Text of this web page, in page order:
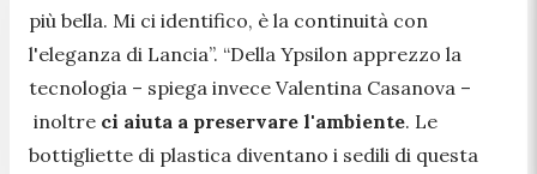
più bella. Mi ci identifico, è la continuità con
l'eleganza di Lancia”. “Della Ypsilon apprezzo la
tecnologia – spiega invece Valentina Casanova –
inoltre ci aiuta a preservare l'ambiente. Le
bottigliette di plastica diventano i sedili di questa